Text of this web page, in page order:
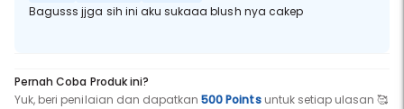
Bagusss jjga sih ini aku sukaaa blush nya cakep
Pernah Coba Produk ini?
Yuk, beri penilaian dan dapatkan500 Pointsuntuk setiap ulasan 🥰